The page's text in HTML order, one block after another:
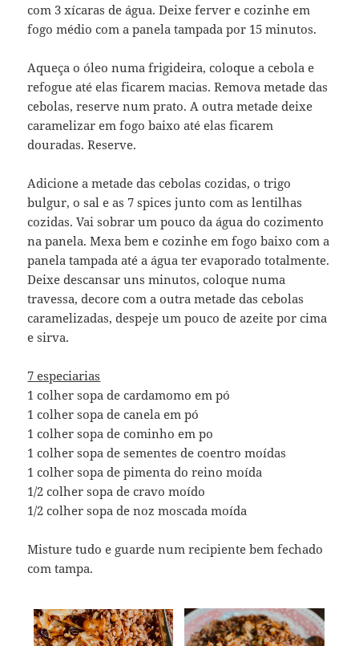
com 3 xícaras de água. Deixe ferver e cozinhe em
fogo médio com a panela tampada por 15 minutos.
Aqueça o óleo numa frigideira, coloque a cebola e
refogue até elas ficarem macias. Remova metade das
cebolas, reserve num prato. A outra metade deixe
caramelizar em fogo baixo até elas ficarem
douradas. Reserve.
Adicione a metade das cebolas cozidas, o trigo
bulgur, o sal e as 7 spices junto com as lentilhas
cozidas. Vai sobrar um pouco da água do cozimento
na panela. Mexa bem e cozinhe em fogo baixo com a
panela tampada até a água ter evaporado totalmente.
Deixe descansar uns minutos, coloque numa
travessa, decore com a outra metade das cebolas
caramelizadas, despeje um pouco de azeite por cima
e sirva.
7 especiarias
1 colher sopa de cardamomo em pó
1 colher sopa de canela em pó
1 colher sopa de cominho em po
1 colher sopa de sementes de coentro moídas
1 colher sopa de pimenta do reino moída
1/2 colher sopa de cravo moído
1/2 colher sopa de noz moscada moída
Misture tudo e guarde num recipiente bem fechado
com tampa.